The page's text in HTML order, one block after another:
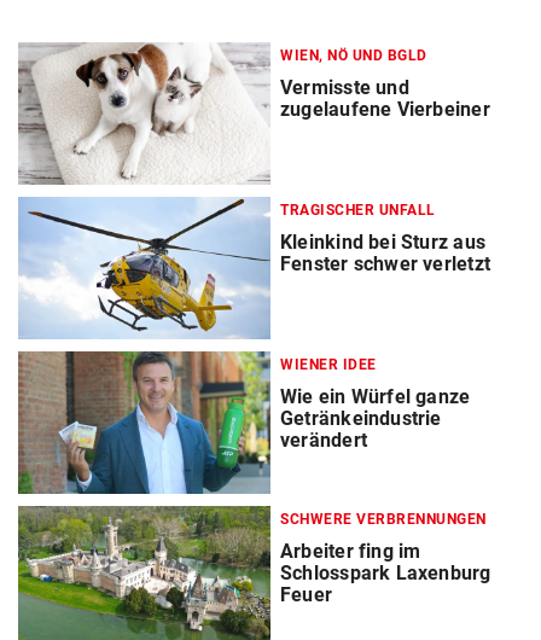
WIEN, NÖ UND BGLD
Vermisste und
zugelaufene Vierbeiner
TRAGISCHER UNFALL
Kleinkind bei Sturz aus
Fenster schwer verletzt
WIENER IDEE
Wie ein Würfel ganze
Getränkeindustrie
verändert
SCHWERE VERBRENNUNGEN
Arbeiter fing im
Schlosspark Laxenburg
Feuer